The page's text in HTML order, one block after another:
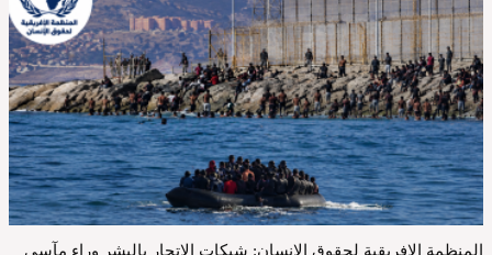
المنظمة الإفريقية لحقوق الإنسان: شبكات الاتجار بالبشر وراء مآسي